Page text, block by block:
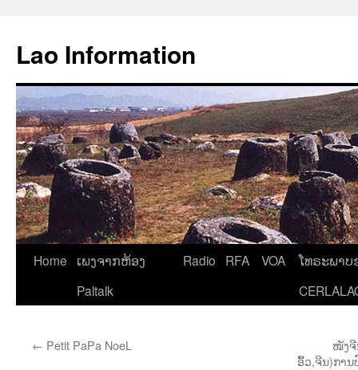
contenu
Lao Information
Home
ເພງຈາກຫ້ອງ
Paltalk
Radio RFA VOA
ໂທຣະພາບ
← Petit PaPa NoeL
ໜັງຈີ
ອົ້ວ,ຈີນ)ກາ